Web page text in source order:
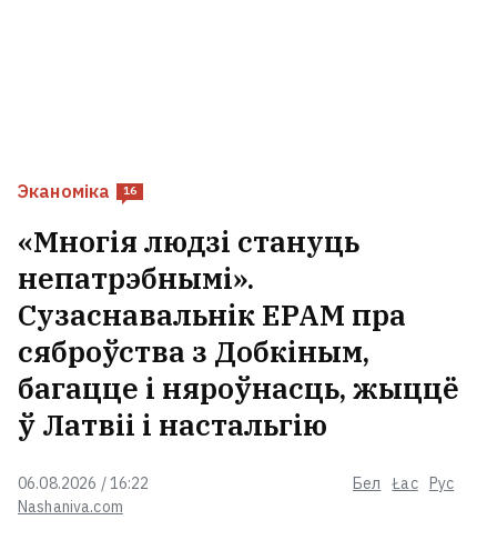
Эканоміка 16
Nashaniva.com
06.08.2026 / 16:22 Бел Łac Рус
«Многія людзі стануць
непатрэбнымі».
Сузаснавальнік EPAM пра
сяброўства з Добкіным,
багацце і няроўнасць, жыццё
ў Латвіі і настальгію